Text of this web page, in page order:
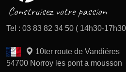
Tel : 03 83 82 34 50 ( 14h30-
10ter route de Vandiéres
54700 Norroy les pont a mousson